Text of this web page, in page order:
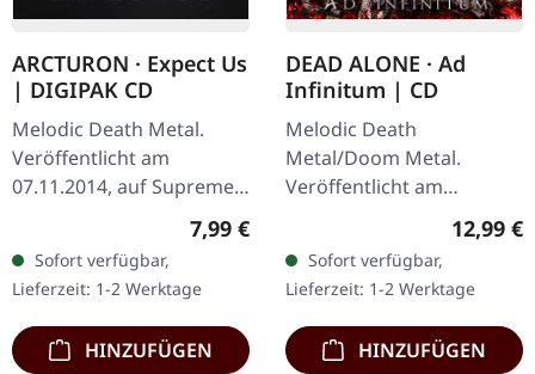
ARCTURON · Expect Us
| DIGIPAK CD
Melodic Death Metal.
Veröffentlicht am
07.11.2014, auf Supreme
Chaos Records. CD im
Digipak. Arcturon liefern
mit „Expect Us" ein
vernichtendes…
Regulärer Preis:
7,99 €
Sofort verfügbar,
Lieferzeit: 1-2 Werktage
HINZUFÜGEN
DEAD ALONE · Ad
Infinitum | CD
Melodic Death
Metal/Doom Metal.
Veröffentlicht am
28.09.2012, auf Supreme
Chaos Records. CD im
Jewelcase. Dead Alone
liefern mit "Ad Infinitum"
ein…
12,99 €
Sofort verfügbar,
Lieferzeit: 1-2 Werktage
HINZUFÜGEN